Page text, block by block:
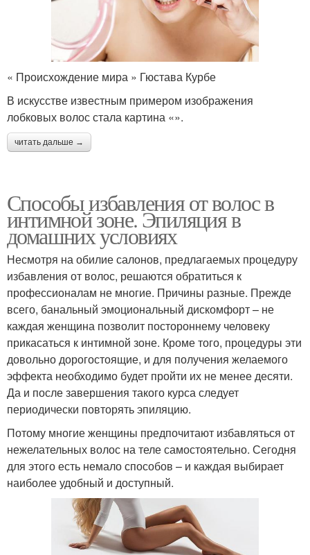
« Происхождение мира » Гюстава Курбе
В искусстве известным примером изображения
лобковых волос стала картина «».
читать дальше →
Способы избавления от волос в
интимной зоне. Эпиляция в
домашних условиях
Несмотря на обилие салонов, предлагаемых процедуру
избавления от волос, решаются обратиться к
профессионалам не многие. Причины разные. Прежде
всего, банальный эмоциональный дискомфорт – не
каждая женщина позволит постороннему человеку
прикасаться к интимной зоне. Кроме того, процедуры эти
довольно дорогостоящие, и для получения желаемого
эффекта необходимо будет пройти их не менее десяти.
Да и после завершения такого курса следует
периодически повторять эпиляцию.
Потому многие женщины предпочитают избавляться от
нежелательных волос на теле самостоятельно. Сегодня
для этого есть немало способов – и каждая выбирает
наиболее удобный и доступный.